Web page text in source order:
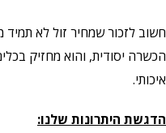
חשוב לזכור שמחיר זול לא
הכשרה יסודית, והוא מחזיק
איכותי.
הדגשת היתרונות שלנו: